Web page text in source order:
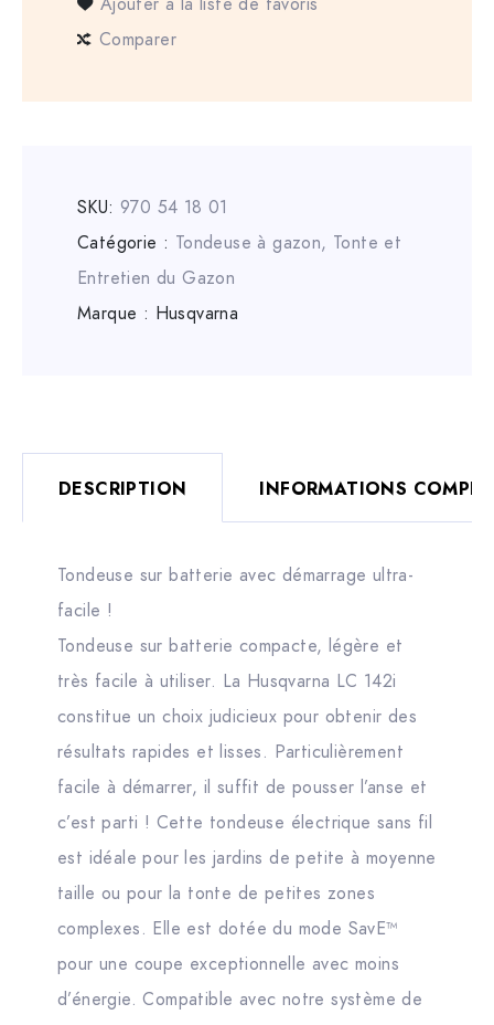
Comparer
SKU: 970 54 18 01
Catégorie : Tondeuse à gazon, Tonte et
Entretien du Gazon
Marque : Husqvarna
DESCRIPTION INFORMATIONS
Tondeuse sur batterie avec démarrage ultra-
facile !
Tondeuse sur batterie compacte, légère et
très facile à utiliser. La Husqvarna LC 142i
constitue un choix judicieux pour obtenir des
résultats rapides et lisses. Particulièrement
facile à démarrer, il suffit de pousser l’anse et
c’est parti ! Cette tondeuse électrique sans fil
est idéale pour les jardins de petite à moyenne
taille ou pour la tonte de petites zones
complexes. Elle est dotée du mode SavE™
pour une coupe exceptionnelle avec moins
d’énergie. Compatible avec notre système de